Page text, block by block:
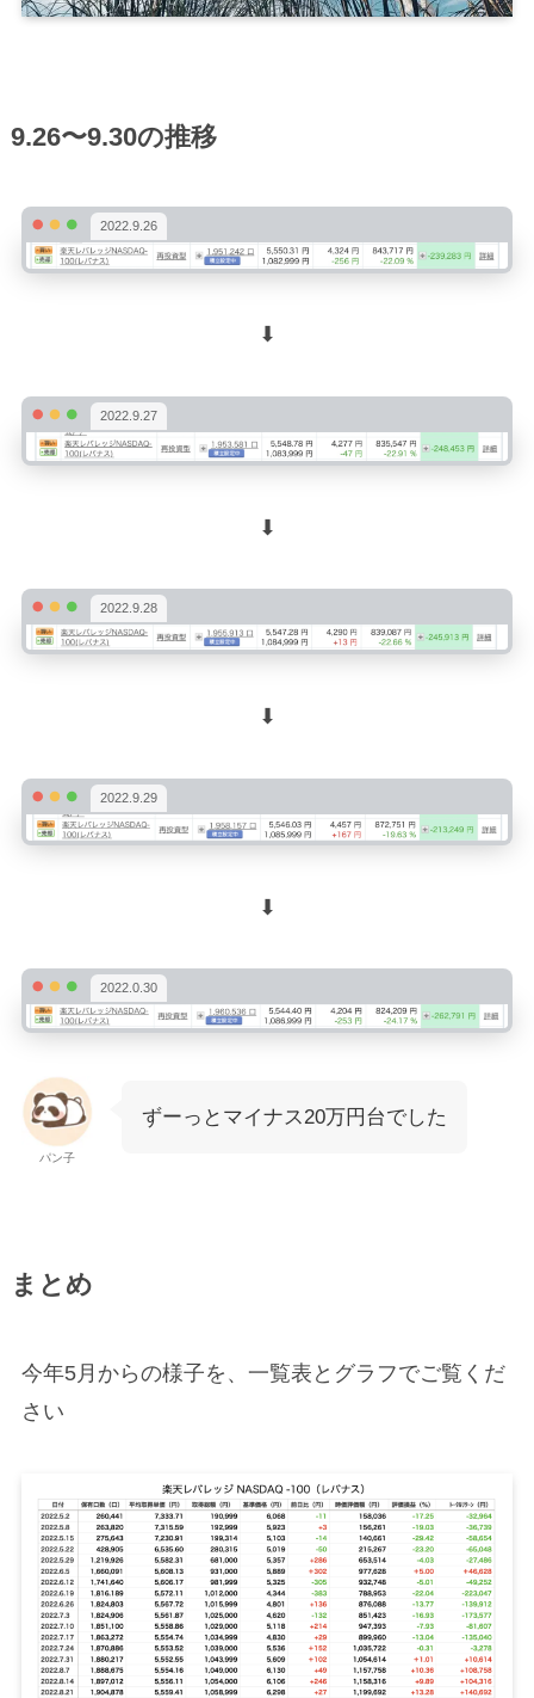
9.26〜9.30の推移
2022.9.26
⬇︎
2022.9.27
⬇︎
2022.9.28
⬇︎
2022.9.29
⬇︎
2022.0.30
パン子
ずーっとマイナス20万円台でした
まとめ
今年5月からの様子を、一覧表とグラフでご覧くだ
さい